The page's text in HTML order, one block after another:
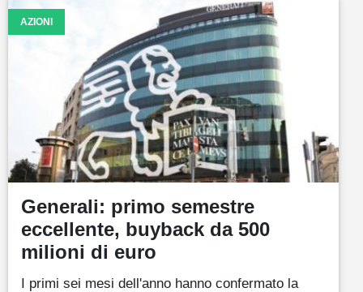
AZIONI
Generali: primo semestre
eccellente, buyback da 500
milioni di euro
I primi sei mesi dell'anno hanno confermato la